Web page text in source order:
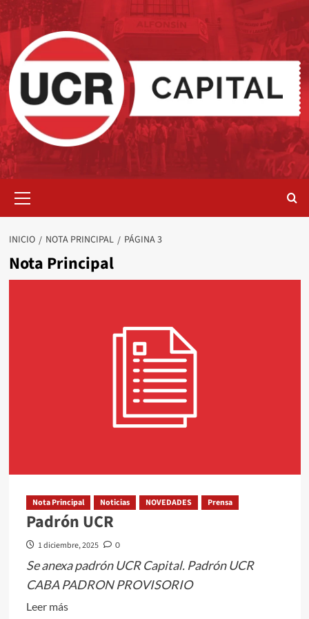
Saltar
al
contenido
primario
INICIO NOTA PRINCIPAL PÁGINA 3
Nota Principal
Nota Principal Noticias NOVEDADES Prensa
Padrón UCR
1 diciembre, 2025 0
Se anexa padrón UCR Capital. Padrón UCR
CABA PADRON PROVISORIO
Leer másLeer